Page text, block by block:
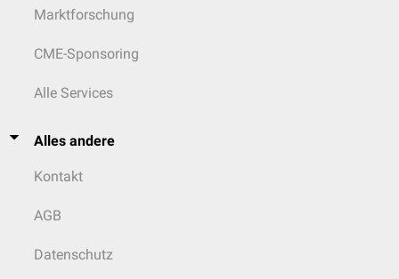
Marktforschung
CME-Sponsoring
Alle Services
Alles andere
Kontakt
AGB
Datenschutz